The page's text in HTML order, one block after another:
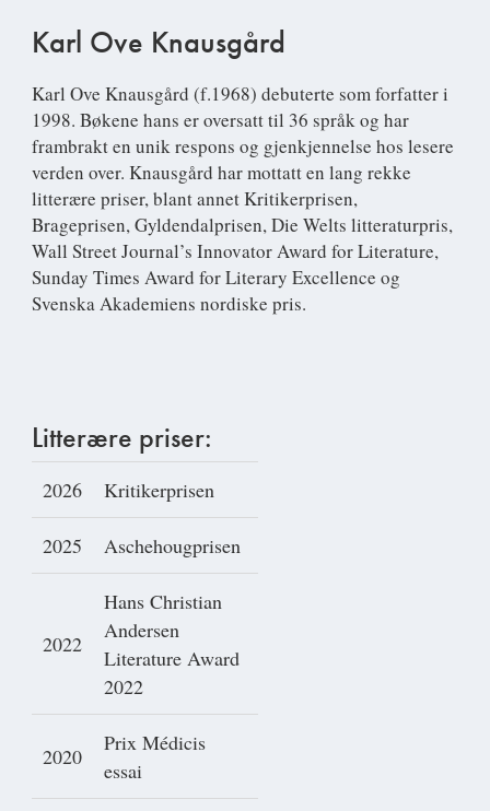
Karl Ove Knausgård
Karl Ove Knausgård (f.1968) debuterte som forfatter i
1998. Bøkene hans er oversatt til 36 språk og har
frambrakt en unik respons og gjenkjennelse hos lesere
verden over. Knausgård har mottatt en lang rekke
litterære priser, blant annet Kritikerprisen,
Brageprisen, Gyldendalprisen, Die Welts litteraturpris,
Wall Street Journal’s Innovator Award for Literature,
Sunday Times Award for Literary Excellence og
Svenska Akademiens nordiske pris.
Litterære priser:
2026 Kritikerprisen
2025 Aschehougprisen
2022
Hans Christian
Andersen
Literature Award
2022
2020
Prix Médicis
essai